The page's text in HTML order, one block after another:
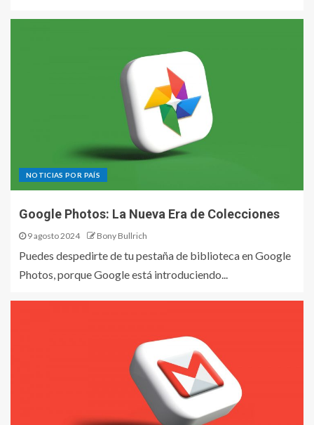
NOTICIAS POR PAÍS
Google Photos: La Nueva Era de Colecciones
9 agosto 2024 Bony Bullrich
Puedes despedirte de tu pestaña de biblioteca en Google
Photos, porque Google está introduciendo...